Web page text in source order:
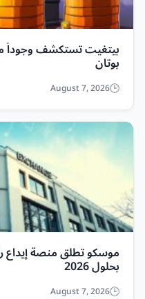
بيتغيت تستكشف وجوداً
بوتان
August 7, 2026
موسكو تطلق منصة إيداع
بحلول 2026
August 7, 2026